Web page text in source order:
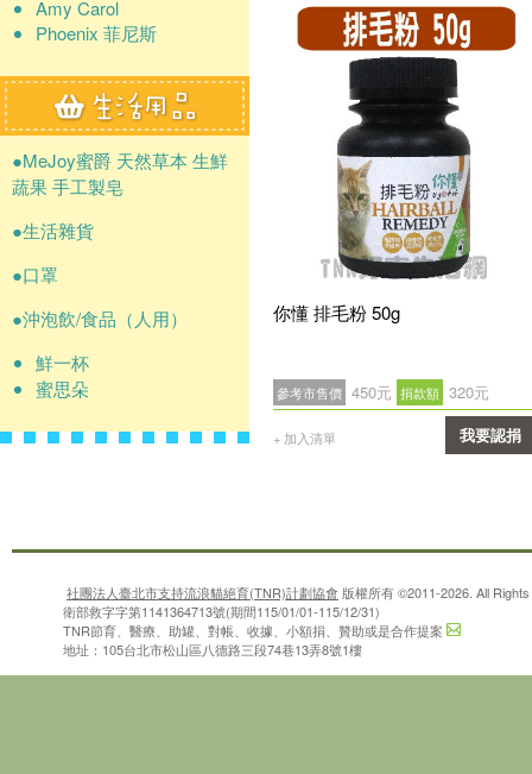
Amy Carol
Phoenix 菲尼斯
●MeJoy蜜爵 天然草本 生鮮
蔬果 手工製皂
●生活雜貨
●口罩
●沖泡飲/食品（人用）
鮮一杯
蜜思朵
你懂 排毛粉 50g
參考市售價 450元 捐款額 320元
+ 加入清單 我要認捐
社團法人臺北市支持流浪貓絕育(TNR)計劃協會 版權所有 ©2011-2026. All
衛部救字字第1141364713號(期間115/01/01-115/12/31)
TNR節育、醫療、助罐、對帳、收據、小額捐、贊助或是合作提案
地址：105台北市松山區八德路三段74巷13弄8號1樓